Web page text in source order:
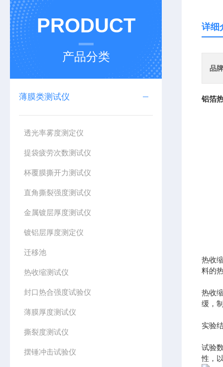
PRODUCT
产品分类
薄膜类测试仪
透光率雾度测定仪
提袋疲劳次数测试仪
杯覆膜撕开力测试仪
直角撕裂强度测试仪
金属镀层厚度测试仪
镀铝层厚度测定仪
迁移池
热收缩测试仪
封口热合强度试验仪
薄膜厚度测试仪
撕裂度测试仪
摆锤冲击试验仪
详细
品牌
铝箔
热收
料的
热收
缓，
实验
试验
性，